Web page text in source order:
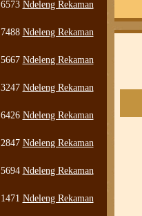
6573 Ndeleng Rekaman
7488 Ndeleng Rekaman
5667 Ndeleng Rekaman
3247 Ndeleng Rekaman
6426 Ndeleng Rekaman
2847 Ndeleng Rekaman
5694 Ndeleng Rekaman
1471 Ndeleng Rekaman